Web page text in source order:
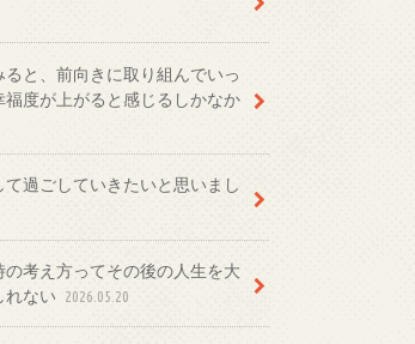
と、前向きに取り組んでいっ
福度が上がると感じるしかなか
て過ごしていきたいと思いまし
の考え方ってその後の人生を大
れない
2026.05.20